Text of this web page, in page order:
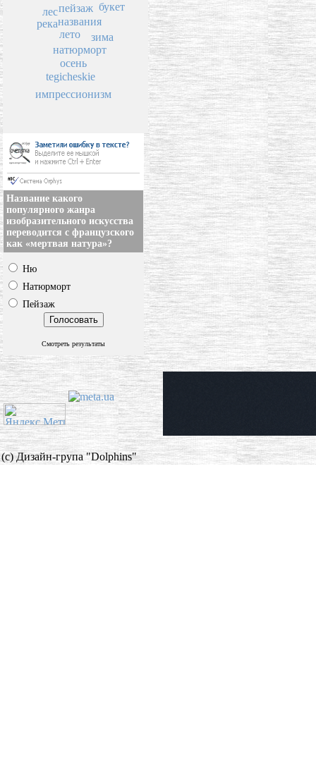
пейзаж
названия
лето
натюрморт
лес
зима
осень
букет
река
tegicheskie
импрессионизм
Название какого
популярного жанра
изобразительного искусства
переводится с французского
как «мертвая натура»?
Ню
Натюрморт
Пейзаж
Смотреть результаты
(c) Дизайн-група "Dolphins"